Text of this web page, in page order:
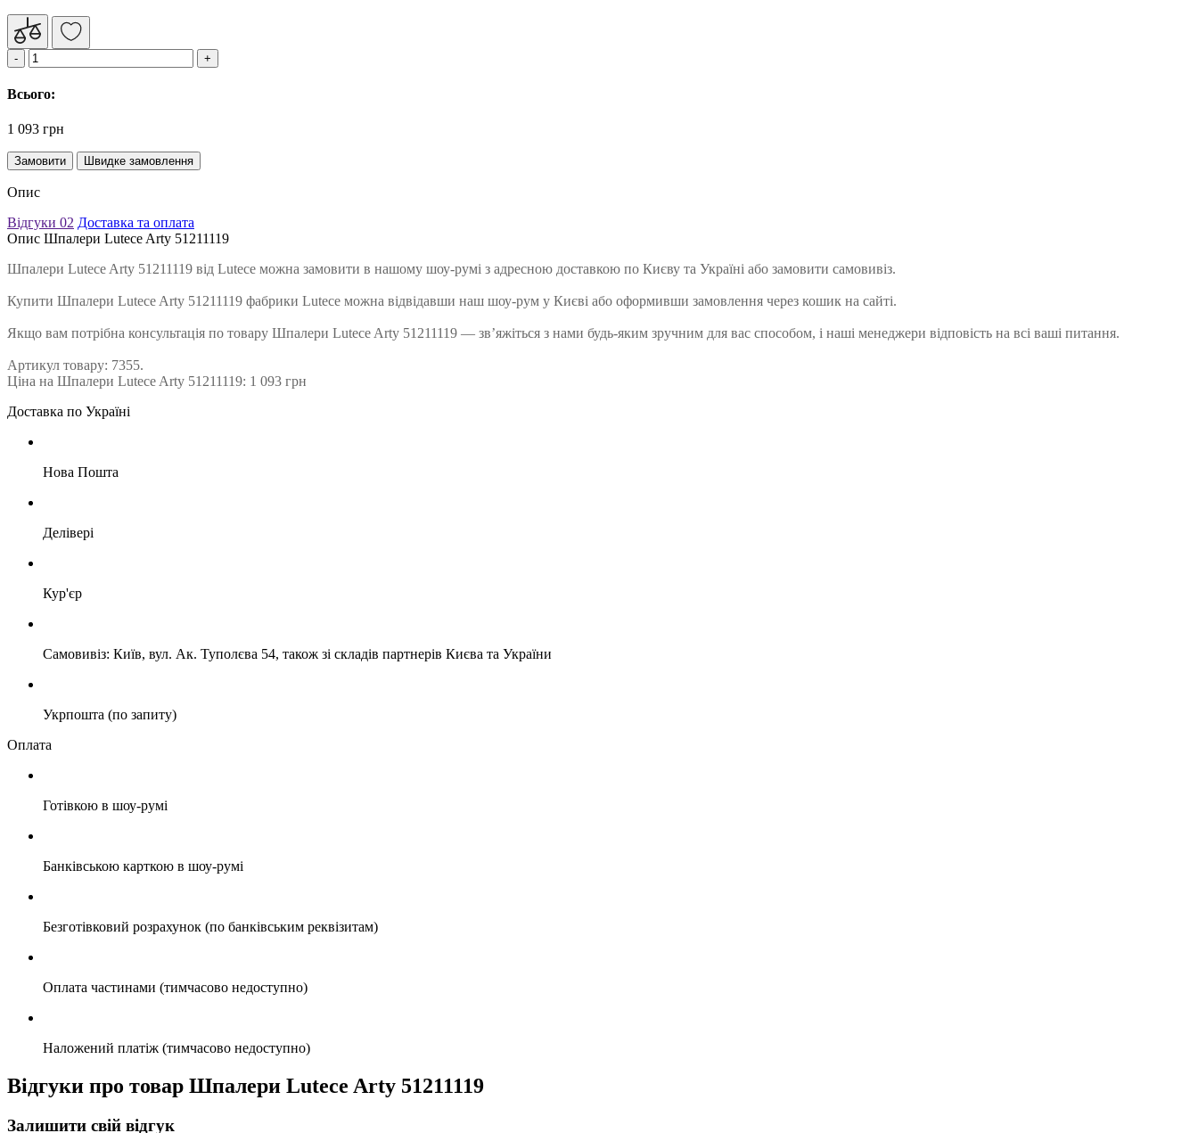
Всього:
1 093 грн
Замовити Швидке замовлення
Опис
Відгуки 02 Доставка та оплата
Опис Шпалери Lutece Arty 51211119
Шпалери Lutece Arty 51211119 від Lutece можна замовити в нашому шоу-румі з адресною доставкою по Києву та Україні або замовити самовивіз.
Купити Шпалери Lutece Arty 51211119 фабрики Lutece можна відвідавши наш шоу-рум у Києві або оформивши замовлення через кошик на сайті.
Якщо вам потрібна консультація по товару Шпалери Lutece Arty 51211119 — зв’яжіться з нами будь-яким зручним для вас способом, і наші менеджери відповість на всі ваші питання.
Артикул товару: 7355.
Ціна на Шпалери Lutece Arty 51211119: 1 093 грн
Доставка по Україні
Нова Пошта
Делівері
Кур'єр
Самовивіз: Київ, вул. Ак. Туполєва 54, також зі складів партнерів Києва та України
Укрпошта (по запиту)
Оплата
Готівкою в шоу-румі
Банківською карткою в шоу-румі
Безготівковий розрахунок (по банківським реквізитам)
Оплата частинами (тимчасово недоступно)
Наложений платіж (тимчасово недоступно)
Відгуки про товар Шпалери Lutece Arty 51211119
Залишити свій відгук